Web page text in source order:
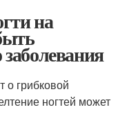
на
о грибковой
ногтей может